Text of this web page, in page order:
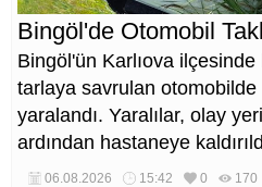
Bingöl'de Otomobil
Bingöl'ün Karlıova
tarlaya savrulan
yaralandı. Yaralılar, olay
ardından hastaneye
06.08.2026 15:42 0 170